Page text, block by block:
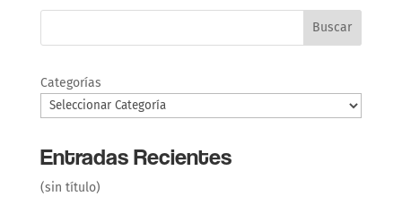
Buscar
Categorías
Entradas Recientes
(sin título)